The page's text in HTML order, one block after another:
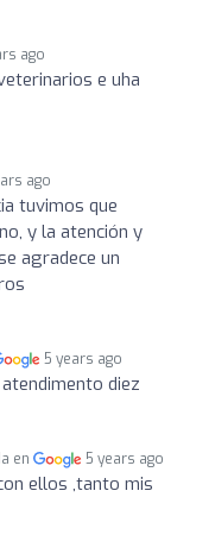
ago
e uha
ago
tuvimos que
y la atención y
agradece un
5 years ago
diez
en 5 years ago
ellos ,tanto mis